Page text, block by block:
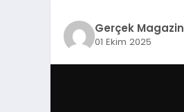
Gerçek Magazin
01 Ekim 2025